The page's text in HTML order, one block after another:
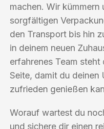
machen. Wir kümmern
sorgfältigen
den Transport bis hin
in deinem neuen
erfahrenes Team
Seite, damit du deinen
zufrieden genießen
Worauf wartest du
und sichere dir einen